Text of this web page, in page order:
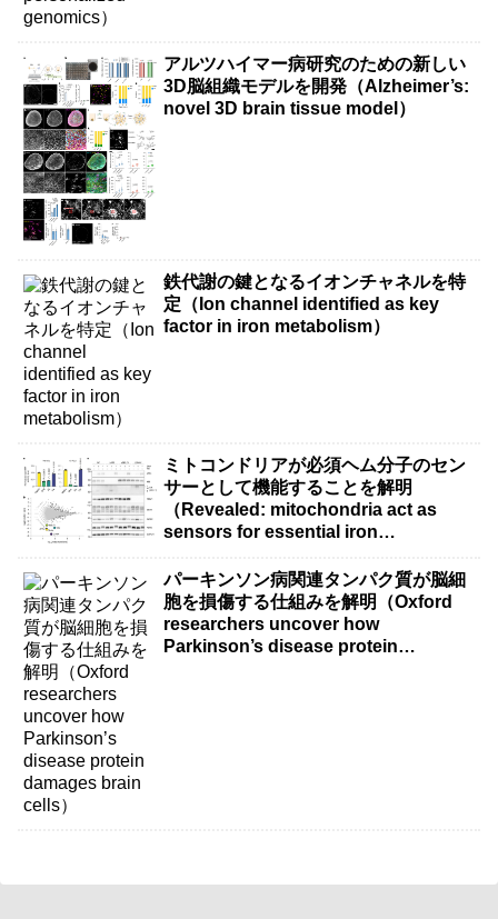
アルツハイマー病研究のための新しい
3D脳組織モデルを開発（Alzheimer’s:
novel 3D brain tissue model）
鉄代謝の鍵となるイオンチャネルを特
定（Ion channel identified as key
factor in iron metabolism）
ミトコンドリアが必須ヘム分子のセン
サーとして機能することを解明
（Revealed: mitochondria act as
sensors for essential iron
パーキンソン病関連タンパク質が脳細
胞を損傷する仕組みを解明（Oxford
researchers uncover how
Parkinson’s disease protein